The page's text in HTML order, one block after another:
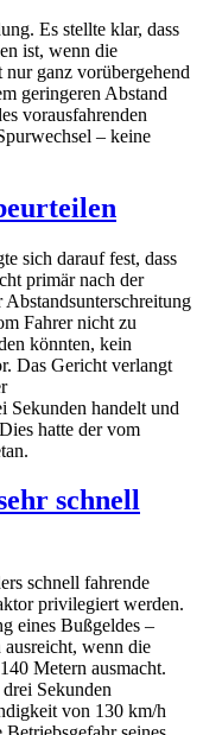
Es stellte klar, dass
ist, wenn die
ganz vorübergehend
geringeren Abstand
vorausfahrenden
– keine
sich darauf fest, dass
primär nach der
Fahrer nicht zu
könnten, kein
Das Gericht verlangt
Sekunden handelt und
hatte der vom
schnell
schnell fahrende
privilegiert werden.
eines Bußgeldes –
wenn die
Metern ausmacht.
Sekunden
von 130 km/h